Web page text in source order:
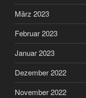
März 2023
Februar 2023
Januar 2023
Dezember 2022
November 2022